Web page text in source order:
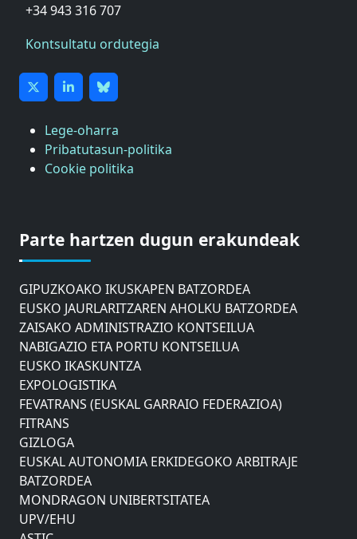
+34 943 316 707
Kontsultatu ordutegia
Lege-oharra
Pribatutasun-politika
Cookie politika
Parte hartzen dugun erakundeak
DONOSTIAKO UDALEKO MUGIKORTASUNERAKO
AHOLKU BATZORDEA
GIPUZKOAKO IKUSKAPEN BATZORDEA
EUSKO JAURLARITZAREN AHOLKU BATZORDEA
ZAISAKO ADMINISTRAZIO KONTSEILUA
NABIGAZIO ETA PORTU KONTSEILUA
EUSKO IKASKUNTZA
EXPOLOGISTIKA
FEVATRANS (EUSKAL GARRAIO FEDERAZIOA)
FITRANS
GIZLOGA
EUSKAL AUTONOMIA ERKIDEGOKO ARBITRAJE
BATZORDEA
MONDRAGON UNIBERTSITATEA
UPV/EHU
ASTIC